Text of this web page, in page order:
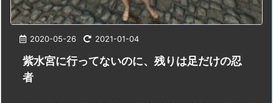
2020-05-26 2021-01-04
紫水宮に行ってないのに、残りは足だけの忍
者